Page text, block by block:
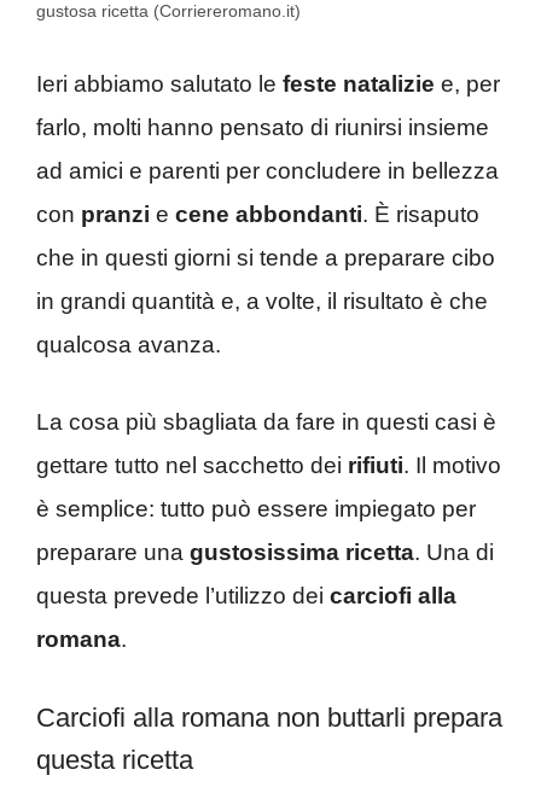
gustosa ricetta (Corriereromano.it)
Ieri abbiamo salutato le feste natalizie e, per
farlo, molti hanno pensato di riunirsi insieme
ad amici e parenti per concludere in bellezza
con pranzi e cene abbondanti. È risaputo
che in questi giorni si tende a preparare cibo
in grandi quantità e, a volte, il risultato è che
qualcosa avanza.
La cosa più sbagliata da fare in questi casi è
gettare tutto nel sacchetto dei rifiuti. Il motivo
è semplice: tutto può essere impiegato per
preparare una gustosissima ricetta. Una di
questa prevede l’utilizzo dei carciofi alla
romana.
Carciofi alla romana non buttarli prepara
questa ricetta